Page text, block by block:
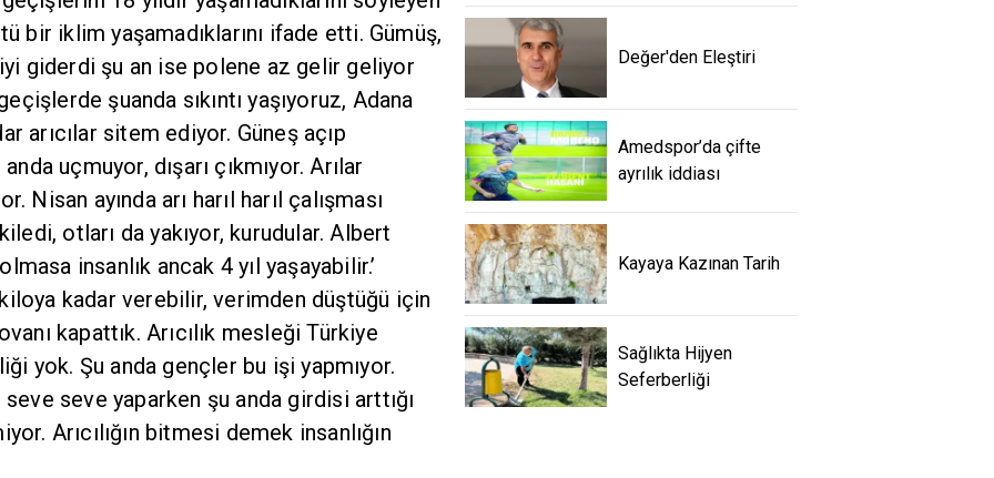
bir iklim yaşamadıklarını ifade etti. Gümüş,
iyi giderdi şu an ise polene az gelir geliyor
şuanda sıkıntı yaşıyoruz, Adana
arıcılar sitem ediyor. Güneş açıp
uçmuyor, dışarı çıkmıyor. Arılar
Nisan ayında arı harıl harıl çalışması
otları da yakıyor, kurudular. Albert
insanlık ancak 4 yıl yaşayabilir.’
kadar verebilir, verimden düştüğü için
kapattık. Arıcılık mesleği Türkiye
yok. Şu anda gençler bu işi yapmıyor.
seve yaparken şu anda girdisi arttığı
Arıcılığın bitmesi demek insanlığın
Değer'den Eleştiri
Amedspor’da çifte
ayrılık iddiası
Kayaya Kazınan Tarih
Sağlıkta Hijyen
Seferberliği